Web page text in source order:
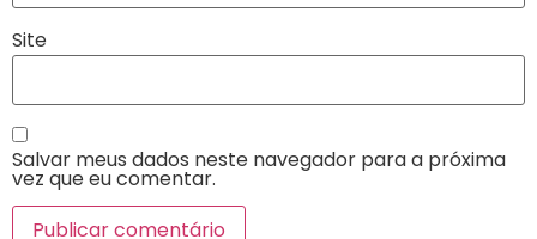
Site
Salvar meus dados neste navegador para a próxima
vez que eu comentar.